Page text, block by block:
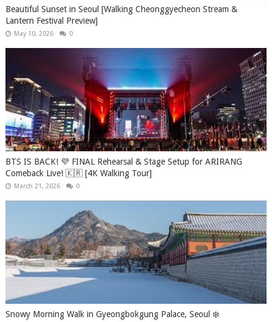
Beautiful Sunset in Seoul [Walking Cheonggyecheon Stream &
Lantern Festival Preview]
May 10, 2026 0
BTS IS BACK! 💜 FINAL Rehearsal & Stage Setup for ARIRANG
Comeback Live! 🇰🇷 [4K Walking Tour]
March 21, 2026 0
Snowy Morning Walk in Gyeongbokgung Palace, Seoul ❄️